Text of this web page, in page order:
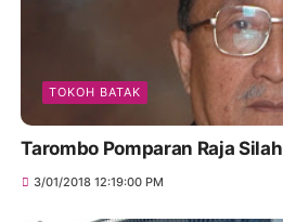
TOKOH BATAK
Tarombo Pomparan Raja
3/01/2018 12:19:00 PM